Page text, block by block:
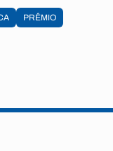
PRÊMIO